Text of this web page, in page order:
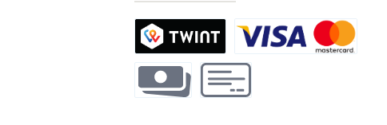
TWINT Kreditkarte